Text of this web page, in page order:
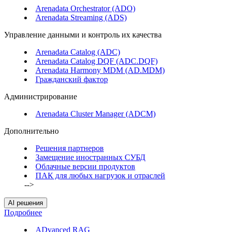
Arenadata Orchestrator (ADO)
Arenadata Streaming (ADS)
Управление данными и контроль их качества
Arenadata Catalog (ADC)
Arenadata Catalog DQF (ADС.DQF)
Arenadata Harmony MDM (AD.MDM)
Гражданский фактор
Администрирование
Arenadata Cluster Manager (ADCM)
Дополнительно
Решения партнеров
Замещение иностранных СУБД
Облачные версии продуктов
ПАК для любых нагрузок и отраслей
-->
AI решения
Подробнее
ADvanced RAG